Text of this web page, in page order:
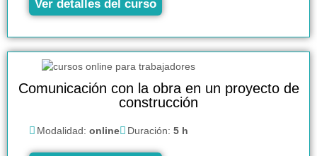
Ver detalles del curso
Comunicación con la obra en un proyecto de
construcción
Modalidad: online Duración: 5 h